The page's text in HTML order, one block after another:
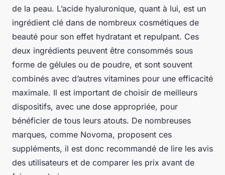
de la peau. L’acide hyaluronique, quant à lui, est un
ingrédient clé dans de nombreux cosmétiques de
beauté pour son effet hydratant et repulpant. Ces
deux ingrédients peuvent être consommés sous
forme de gélules ou de poudre, et sont souvent
combinés avec d’autres vitamines pour une efficacité
maximale. Il est important de choisir de meilleurs
dispositifs, avec une dose appropriée, pour
bénéficier de tous leurs atouts. De nombreuses
marques, comme Novoma, proposent ces
suppléments, il est donc recommandé de lire les avis
des utilisateurs et de comparer les prix avant de